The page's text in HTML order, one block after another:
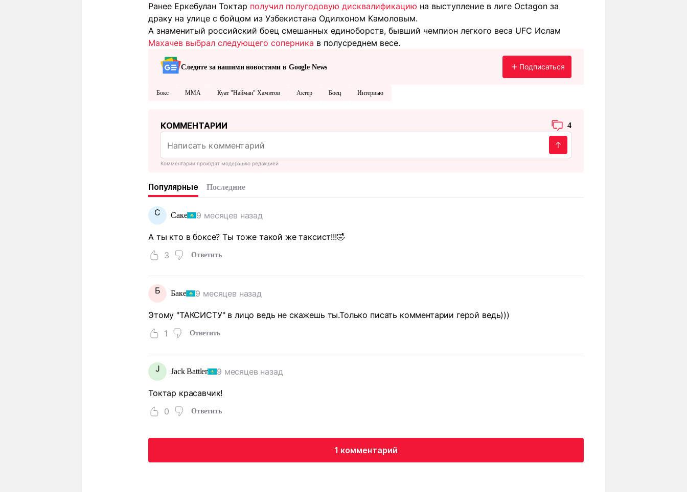
Ранее Еркебулан Токтар получил полугодовую дисквалификацию на выступление в лиге Octagon за
драку на улице с бойцом из Узбекистана Одилхоном Камоловым.
А знаменитый российский боец смешанных единоборств, бывший чемпион легкого веса UFC Ислам
Махачев выбрал следующего соперника в полусреднем весе.
Следите за нашими новостями в Google News Подписаться
Бокс MMA Куат "Найман" Хамитов Актер Боец Интервью
КОММЕНТАРИИ 4
Комментарии проходят модерацию редакцией
Популярные Последние
С Саке 9 месяцев назад
А ты кто в боксе? Ты тоже такой же таксист!!!🤣
3
Ответить
Б Баке 9 месяцев назад
Этому "ТАКСИСТУ" в лицо ведь не скажешь ты.Только писать комментарии герой ведь)))
1
Ответить
J Jack Battler 9 месяцев назад
Токтар красавчик!
0
Ответить
1 комментарий